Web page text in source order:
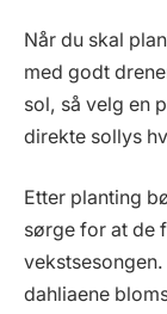
Når du skal
med godt
sol, så velg en
direkte sollys
Etter planting
sørge for at de
dahliaene